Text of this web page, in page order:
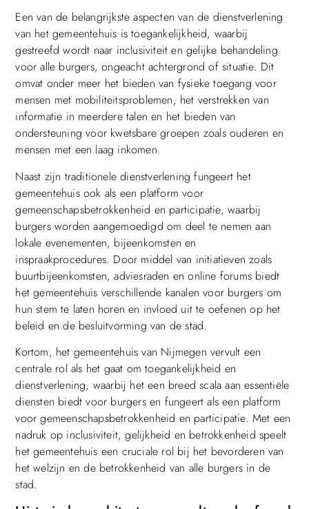
Een van de belangrijkste aspecten van de dienstverlening
van het gemeentehuis is toegankelijkheid, waarbij
gestreefd wordt naar inclusiviteit en gelijke behandeling
voor alle burgers, ongeacht achtergrond of situatie. Dit
omvat onder meer het bieden van fysieke toegang voor
mensen met mobiliteitsproblemen, het verstrekken van
informatie in meerdere talen en het bieden van
ondersteuning voor kwetsbare groepen zoals ouderen en
mensen met een laag inkomen.
Naast zijn traditionele dienstverlening fungeert het
gemeentehuis ook als een platform voor
gemeenschapsbetrokkenheid en participatie, waarbij
burgers worden aangemoedigd om deel te nemen aan
lokale evenementen, bijeenkomsten en
inspraakprocedures. Door middel van initiatieven zoals
buurtbijeenkomsten, adviesraden en online forums biedt
het gemeentehuis verschillende kanalen voor burgers om
hun stem te laten horen en invloed uit te oefenen op het
beleid en de besluitvorming van de stad.
Kortom, het gemeentehuis van Nijmegen vervult een
centrale rol als het gaat om toegankelijkheid en
dienstverlening, waarbij het een breed scala aan essentiële
diensten biedt voor burgers en fungeert als een platform
voor gemeenschapsbetrokkenheid en participatie. Met een
nadruk op inclusiviteit, gelijkheid en betrokkenheid speelt
het gemeentehuis een cruciale rol bij het bevorderen van
het welzijn en de betrokkenheid van alle burgers in de
stad.